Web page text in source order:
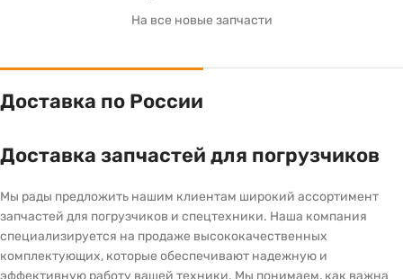
На все новые запчасти
Доставка по России
Доставка запчастей для погрузчиков
Мы рады предложить нашим клиентам широкий ассортимент
запчастей для погрузчиков и спецтехники. Наша компания
специализируется на продаже высококачественных
комплектующих, которые обеспечивают надежную и
эффективную работу вашей техники. Мы понимаем, как важна